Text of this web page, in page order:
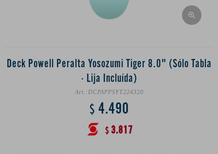
Deck Powell Peralta Yosozumi Tiger 8.0" (Sólo Tabla
· Lija Incluída)
DCPAPPSYT224320
$ 4.490
$ 3.817